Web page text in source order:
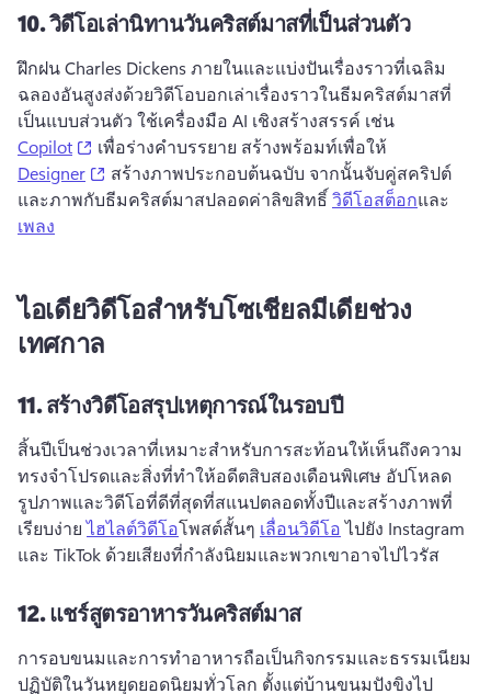
10.วิดีโอเล่านิทานวันคริสต์มาสที่เป็นส่วนตัว
ฝึกฝน Charles Dickens ภายในและแบ่งปันเรื่องราวที่เฉลิม
ฉลองอันสูงส่งด้วยวิดีโอบอกเล่าเรื่องราวในธีมคริสต์มาสที่
เป็นแบบส่วนตัว ใช้เครื่องมือ AI เชิงสร้างสรรค์ เช่น
Copilot
(opens in a new tab)
เพื่อร่างคําบรรยาย สร้างพร้อมท์เพื่อให้
Designer
(opens in a new tab)
สร้างภาพประกอบต้นฉบับ จากนั้นจับคู่สคริปต์
และภาพกับธีมคริสต์มาสปลอดค่าลิขสิทธิ์ วิดีโอสต็อกและ
เพลง
ไอเดียวิดีโอสำหรับโซเชียลมีเดียช่วง
เทศกาล
11.สร้างวิดีโอสรุปเหตุการณ์ในรอบปี
สิ้นปีเป็นช่วงเวลาที่เหมาะสําหรับการสะท้อนให้เห็นถึงความ
ทรงจําโปรดและสิ่งที่ทําให้อดีตสิบสองเดือนพิเศษ อัปโหลด
รูปภาพและวิดีโอที่ดีที่สุดที่สแนปตลอดทั้งปีและสร้างภาพที่
เรียบง่าย ไฮไลต์วิดีโอโพสต์สั้นๆ เลื่อนวิดีโอ ไปยัง Instagram
และ TikTok ด้วยเสียงที่กําลังนิยมและพวกเขาอาจไปไวรัส
12.แชร์สูตรอาหารวันคริสต์มาส
การอบขนมและการทำอาหารถือเป็นกิจกรรมและธรรมเนียม
ปฏิบัติในวันหยุดยอดนิยมทั่วโลก ตั้งแต่บ้านขนมปังขิงไป